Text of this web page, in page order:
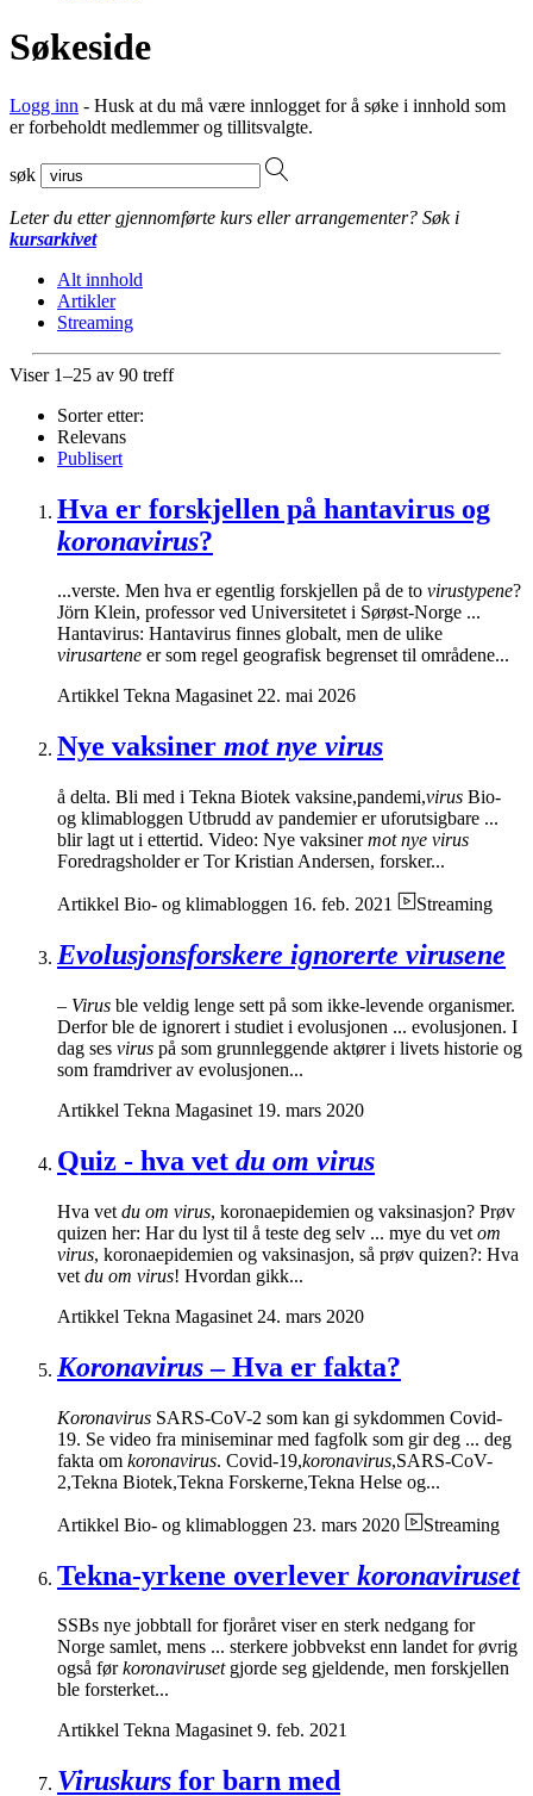
Søkeside
Logg inn - Husk at du må være innlogget for å søke i innhold som
er forbeholdt medlemmer og tillitsvalgte.
søk
Leter du etter gjennomførte kurs eller arrangementer? Søk i
kursarkivet
Alt innhold
Artikler
Streaming
Viser 1–25 av 90 treff
Sorter etter:
Relevans
Publisert
Hva er forskjellen på hantavirus og
koronavirus?
...verste. Men hva er egentlig forskjellen på de to virustypene?
Jörn Klein, professor ved Universitetet i Sørøst-Norge ...
Hantavirus: Hantavirus finnes globalt, men de ulike
virusartene er som regel geografisk begrenset til områdene...
Artikkel Tekna Magasinet 22. mai 2026
Nye vaksiner mot nye virus
å delta. Bli med i Tekna Biotek vaksine,pandemi,virus Bio-
og klimabloggen Utbrudd av pandemier er uforutsigbare ...
blir lagt ut i ettertid. Video: Nye vaksinermot nye virus
Foredragsholder er Tor Kristian Andersen, forsker...
Artikkel Bio- og klimabloggen 16. feb. 2021 Streaming
Evolusjonsforskere ignorerte virusene
– Virus ble veldig lenge sett på som ikke-levende organismer.
Derfor ble de ignorert i studiet i evolusjonen ... evolusjonen. I
dag ses virus på som grunnleggende aktører i livets historie og
som framdriver av evolusjonen...
Artikkel Tekna Magasinet 19. mars 2020
Quiz - hva vet du om virus
Hva vet du om virus, koronaepidemien og vaksinasjon? Prøv
quizen her: Har du lyst til å teste deg selv ... mye du vet om
virus, koronaepidemien og vaksinasjon, så prøv quizen?: Hva
vet du om virus! Hvordan gikk...
Artikkel Tekna Magasinet 24. mars 2020
Koronavirus– Hva er fakta?
Koronavirus SARS-CoV-2 som kan gi sykdommen Covid-
19. Se video fra miniseminar med fagfolk som gir deg ... deg
fakta om koronavirus. Covid-19,koronavirus,SARS-CoV-
2,Tekna Biotek,Tekna Forskerne,Tekna Helse og...
Artikkel Bio- og klimabloggen 23. mars 2020 Streaming
Tekna-yrkene overlever koronaviruset
SSBs nye jobbtall for fjoråret viser en sterk nedgang for
Norge samlet, mens ... sterkere jobbvekst enn landet for øvrig
også førkoronavirusetgjorde seg gjeldende, men forskjellen
ble forsterket...
Artikkel Tekna Magasinet 9. feb. 2021
Viruskurs for barn med